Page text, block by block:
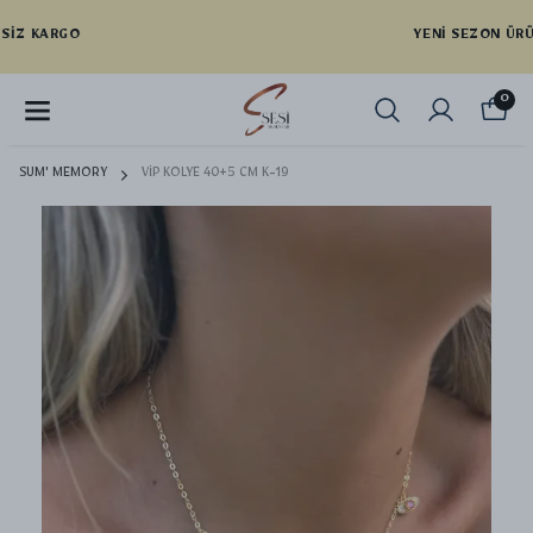
0
SUM' MEMORY VİP KOLYE 40+5 CM K-19